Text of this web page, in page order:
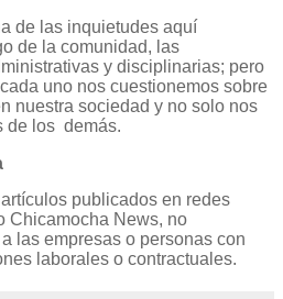
de las inquietudes aquí
de la comunidad, las
y disciplinarias; pero
uno nos cuestionemos sobre
nuestra sociedad y no solo nos
de los demás.
publicados en redes
Chicamocha News, no
las empresas o personas con
laborales o contractuales.